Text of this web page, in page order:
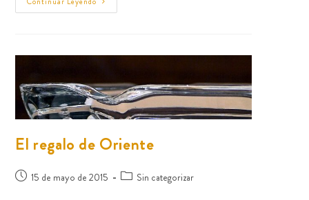
El regalo de Oriente
15 de mayo de 2015 Sin categorizar